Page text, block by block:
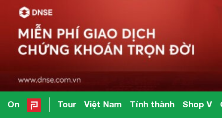
On Tour Việt Nam Tỉnh thành Shop V